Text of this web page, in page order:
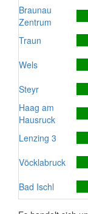
Braunau
Zentrum
Traun
Wels
Steyr
Haag am
Hausruck
Lenzing 3
Vöcklabruck
Bad Ischl